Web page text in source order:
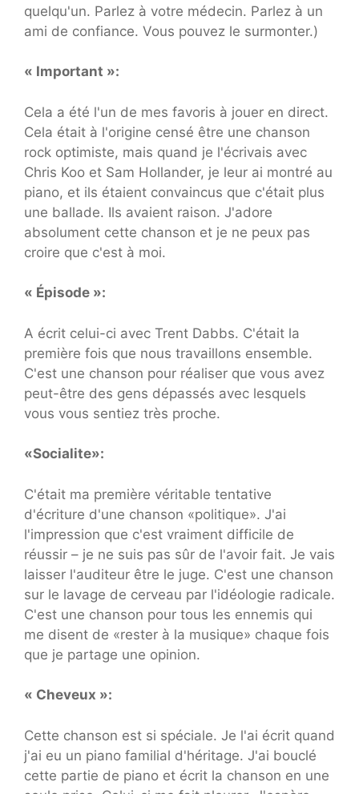
quelqu'un. Parlez à votre médecin. Parlez à un
ami de confiance. Vous pouvez le surmonter.)
« Important »:
Cela a été l'un de mes favoris à jouer en direct.
Cela était à l'origine censé être une chanson
rock optimiste, mais quand je l'écrivais avec
Chris Koo et Sam Hollander, je leur ai montré au
piano, et ils étaient convaincus que c'était plus
une ballade. Ils avaient raison. J'adore
absolument cette chanson et je ne peux pas
croire que c'est à moi.
« Épisode »:
A écrit celui-ci avec Trent Dabbs. C'était la
première fois que nous travaillons ensemble.
C'est une chanson pour réaliser que vous avez
peut-être des gens dépassés avec lesquels
vous vous sentiez très proche.
«Socialite»:
C'était ma première véritable tentative
d'écriture d'une chanson «politique». J'ai
l'impression que c'est vraiment difficile de
réussir – je ne suis pas sûr de l'avoir fait. Je vais
laisser l'auditeur être le juge. C'est une chanson
sur le lavage de cerveau par l'idéologie radicale.
C'est une chanson pour tous les ennemis qui
me disent de «rester à la musique» chaque fois
que je partage une opinion.
« Cheveux »:
Cette chanson est si spéciale. Je l'ai écrit quand
j'ai eu un piano familial d'héritage. J'ai bouclé
cette partie de piano et écrit la chanson en une